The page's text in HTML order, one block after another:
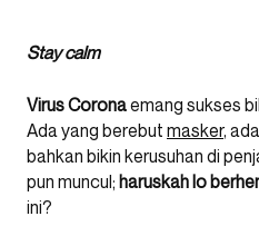
Stay calm
Virus Coronaemang sukses
Ada yang berebut masker,
bahkan bikin kerusuhan di
pun muncul; haruskah lo
ini?